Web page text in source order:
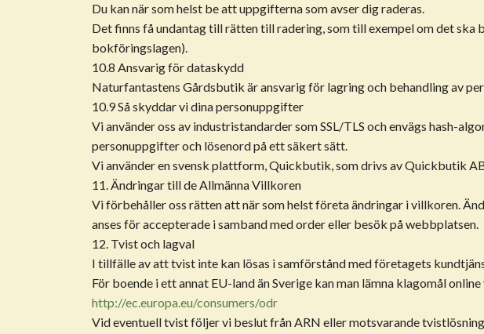
Du kan när som helst be att uppgifterna som avser dig raderas.
Det finns få undantag till rätten till radering, som till exempel om det
bokföringslagen).
10.8 Ansvarig för dataskydd
Naturfantastens Gårdsbutik är ansvarig för lagring och behandling av
10.9 Så skyddar vi dina personuppgifter
Vi använder oss av industristandarder som SSL/TLS och envägs hash-
personuppgifter och lösenord på ett säkert sätt.
Vi använder en svensk plattform, Quickbutik, som drivs av Quickbutik
11. Ändringar till de Allmänna Villkoren
Vi förbehåller oss rätten att när som helst företa ändringar i villkoren.
anses för accepterade i samband med order eller besök på webbplatsen.
12. Tvist och lagval
I tillfälle av att tvist inte kan lösas i samförstånd med företagets
För boende i ett annat EU-land än Sverige kan man lämna klagomål
http://ec.europa.eu/consumers/odr
Vid eventuell tvist följer vi beslut från ARN eller motsvarande